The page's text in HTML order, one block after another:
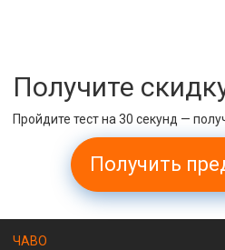
Получите
Пройдите тест на 30 секунд —
Получить
ЧАВО